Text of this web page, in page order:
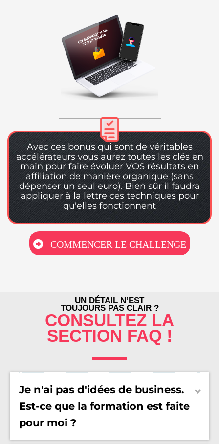
Avec ces bonus qui sont de véritables
accélérateurs vous aurez toutes les clés en
main pour faire évoluer VOS résultats en
affiliation de manière organique (sans
dépenser un seul euro). Bien sûr il faudra
appliquer à la lettre ces techniques pour
qu'elles fonctionnent
COMMENCER LE CHALLENGE
UN DÉTAIL N’EST
TOUJOURS PAS CLAIR ?
CONSULTEZ LA
SECTION FAQ !
Je n'ai pas d'idées de business.
Est-ce que la formation est faite
pour moi ?